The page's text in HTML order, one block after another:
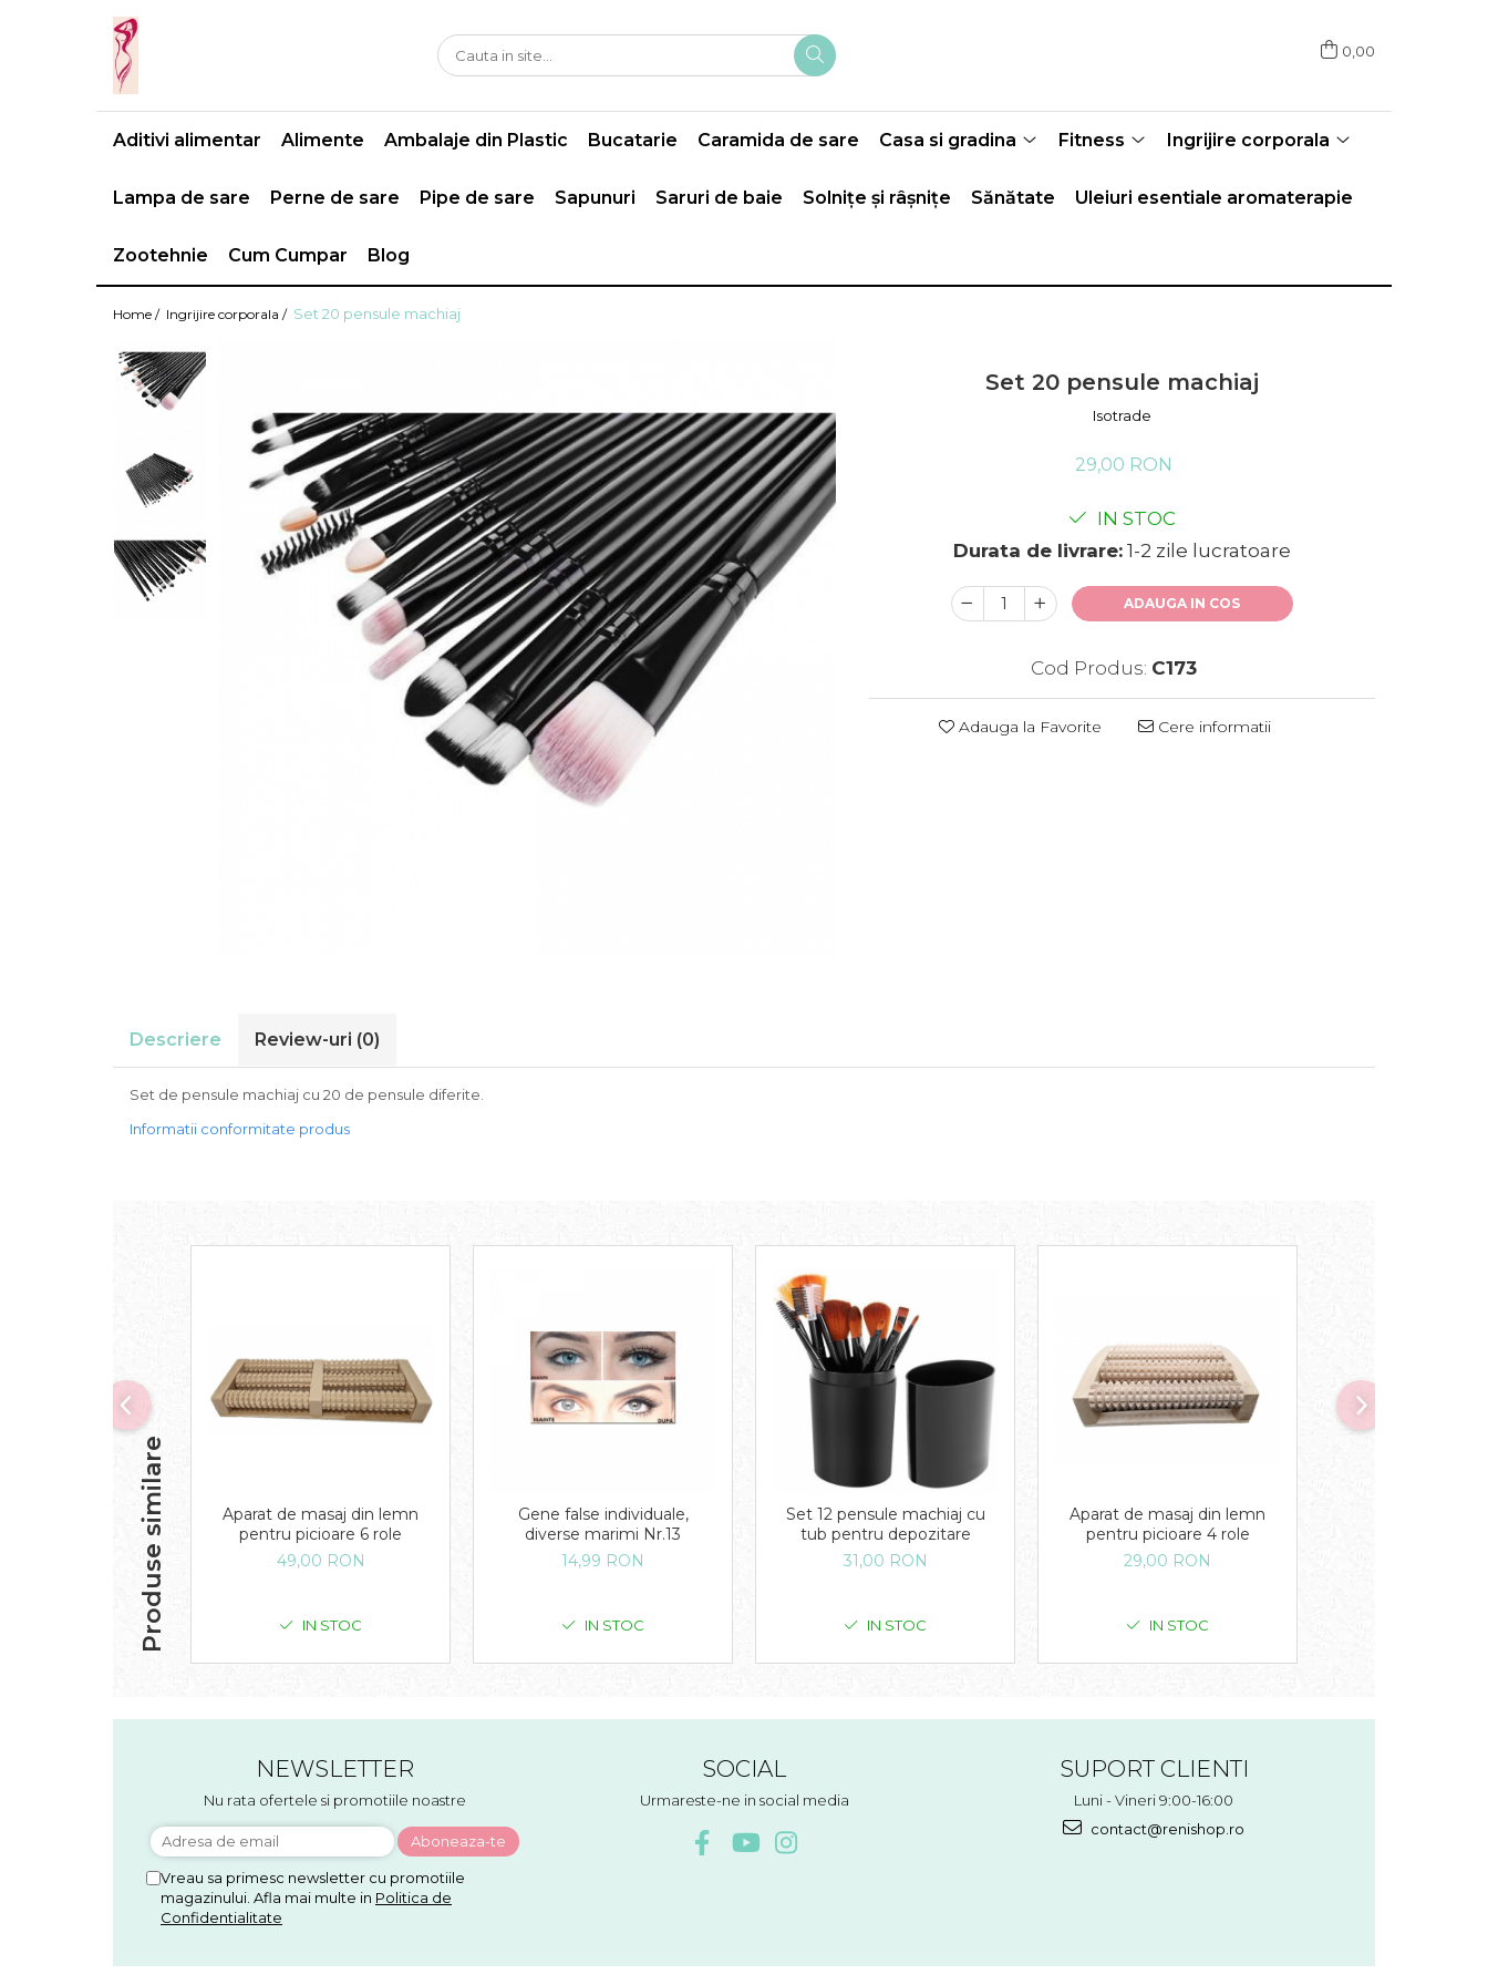
Casa si gradina
Leagane si scaune
Ingrijire corporala
Ingrijirea unghiilor
0,00
Aditivi alimentar Alimente Ambalaje din Plastic Bucatarie Caramida de sare Casa si gradina Fitness Ingrijire corporala
Lampa de sare Perne de sare Pipe de sare Sapunuri Saruri de baie Solnițe și râșnițe Sănătate Uleiuri esentiale aromaterapie
Zootehnie Cum Cumpar Blog
Home / Ingrijire corporala / Set 20 pensule machiaj
Set 20 pensule machiaj
Isotrade
29,00 RON
IN STOC
Durata de livrare:1-2 zile lucratoare
ADAUGA IN COS
Cod Produs: C173
Adauga la Favorite Cere informatii
Descriere Review-uri (0)
Set de pensule machiaj cu 20 de pensule diferite.
Informatii conformitate produs
Produse similare
Aparat de masaj din lemn
pentru picioare 6 role
49,00 RON
IN STOC
Gene false individuale,
diverse marimi Nr.13
14,99 RON
IN STOC
Set 12 pensule machiaj cu
tub pentru depozitare
31,00 RON
IN STOC
Aparat de masaj din lemn
pentru picioare 4 role
29,00 RON
IN STOC
NEWSLETTER
Nu rata ofertele si promotiile noastre
Vreau sa primesc newsletter cu promotiile
magazinului. Afla mai multe in Politica de
Confidentialitate
SOCIAL
Urmareste-ne in social media
SUPORT CLIENTI
Luni - Vineri 9:00-16:00
contact@renishop.ro